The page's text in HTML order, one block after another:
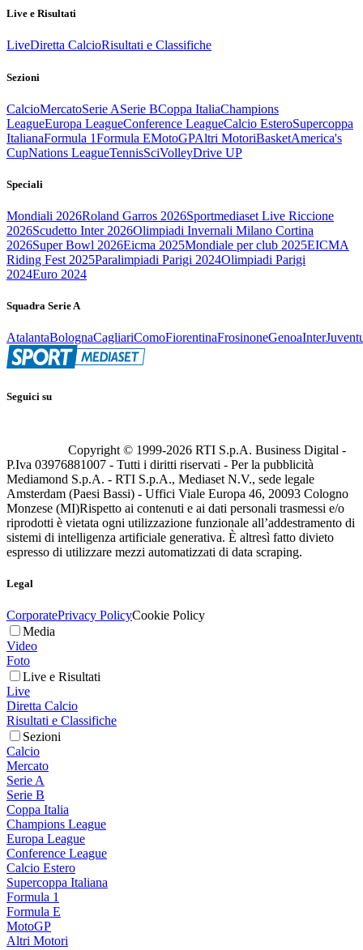
Live e Risultati
LiveDiretta CalcioRisultati e Classifiche
Sezioni
CalcioMercatoSerie ASerie BCoppa ItaliaChampions
LeagueEuropa LeagueConference LeagueCalcio EsteroSupercoppa
ItalianaFormula 1Formula EMotoGPAltri MotoriBasketAmerica's
CupNations LeagueTennisSciVolleyDrive UP
Speciali
Mondiali 2026Roland Garros 2026Sportmediaset Live Riccione
2026Scudetto Inter 2026Olimpiadi Invernali Milano Cortina
2026Super Bowl 2026Eicma 2025Mondiale per club 2025EICMA
Riding Fest 2025Paralimpiadi Parigi 2024Olimpiadi Parigi
2024Euro 2024
Squadra Serie A
AtalantaBolognaCagliariComoFiorentinaFrosinoneGenoaInter
Seguici su
Copyright © 1999-2026 RTI S.p.A. Business Digital -
P.Iva 03976881007 - Tutti i diritti riservati - Per la pubblicità
Mediamond S.p.A. - RTI S.p.A., Mediaset N.V., sede legale
Amsterdam (Paesi Bassi) - Uffici Viale Europa 46, 20093 Cologno
Monzese (MI)Rispetto ai contenuti e ai dati personali trasmessi e/o
riprodotti è vietata ogni utilizzazione funzionale all’addestramento di
sistemi di intelligenza artificiale generativa. È altresì fatto divieto
espresso di utilizzare mezzi automatizzati di data scraping.
Legal
CorporatePrivacy PolicyCookie Policy
Media
Video
Foto
Live e Risultati
Live
Diretta Calcio
Risultati e Classifiche
Sezioni
Calcio
Mercato
Serie A
Serie B
Coppa Italia
Champions League
Europa League
Conference League
Calcio Estero
Supercoppa Italiana
Formula 1
Formula E
MotoGP
Altri Motori